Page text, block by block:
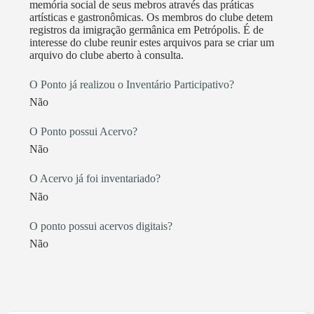
primeiro número do “Suplemento do Clube 29 de
Junho” anexo a edição do Jornal Tribuna de
Petrópolis e aberto um curso de língua alemã. Em
composto por 12 casais que apresentavam suas
polkas, valsas, schottisch, mazurkas e rheinländer,
caracterizavam os bailes de outrora. Através de
pesquisas, constatamos que este grupo de danças foi o
que, o primeiro surgiu no ano de 1935 entre os alunos
da antiga Deutscher Evangelische Gemeindeschule
(Escola da Comunidade Evangélica Alemã) da Igreja
Luterana em Petrópolis. No decorrer dos anos
memória social de seus mebros através das práticas
artísticas e gastronômicas. Os membros do clube detem
registros da imigração germânica em Petrópolis. É de
interesse do clube reunir estes arquivos para se criar um
arquivo do clube aberto à consulta.
O Ponto já realizou o Inventário Participativo?
Não
O Ponto possui Acervo?
Não
O Acervo já foi inventariado?
Não
O ponto possui acervos digitais?
Não